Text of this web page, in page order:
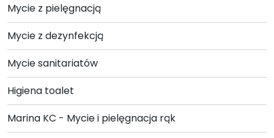
Mycie z pielęgnacją
Mycie z dezynfekcją
Mycie sanitariatów
Higiena toalet
Marina KC - Mycie i pielęgnacja rąk